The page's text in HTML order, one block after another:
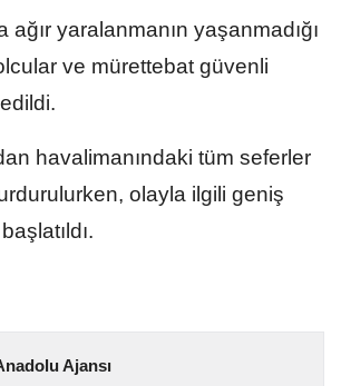
ağır yaralanmanın yaşanmadığı
ve mürettebat güvenli
havalimanındaki tüm seferler
olayla ilgili geniş
Ajansı